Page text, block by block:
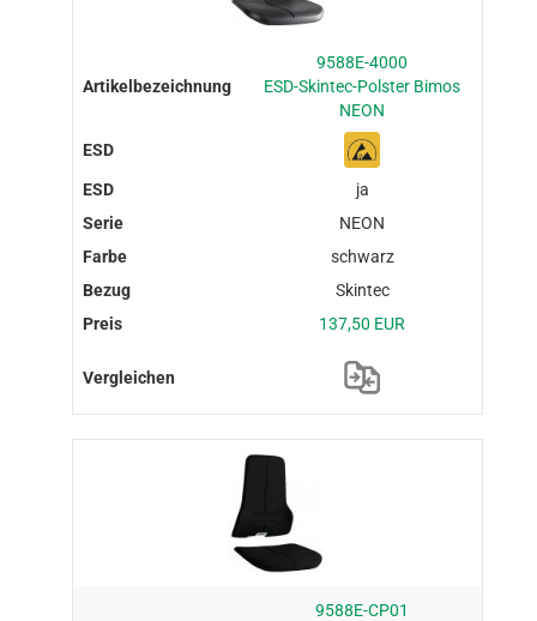
9588E-4000
ESD-Skintec-Polster Bimos
NEON
ja
NEON
schwarz
Skintec
137,50 EUR
9588E-CP01